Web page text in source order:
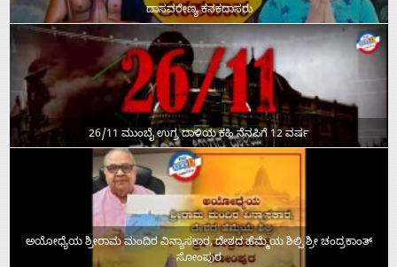
ದಾಸವರೇಣ್ಯ ಕನಕದಾಸರು
26/11 ಮುಂಬೈ ಉಗ್ರ ದಾಳಿಯ ಕಹಿ ನೆನಪಿಗೆ 12 ವರ್ಷ
ಅಯೋಧ್ಯೆಯ ಶ್ರೀರಾಮ ಮಂದಿರ ವಿನ್ಯಾಸಕಾರ, ದೇಶದ ಹೆಮ್ಮೆಯ ಶಿಲ್ಪಿ ಶ್ರೀ ಚಂದ್ರಕಾಂತ್‌
ಸೋಂಪುರ